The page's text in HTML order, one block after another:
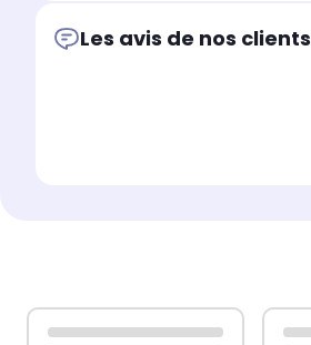
Les avis de nos clients